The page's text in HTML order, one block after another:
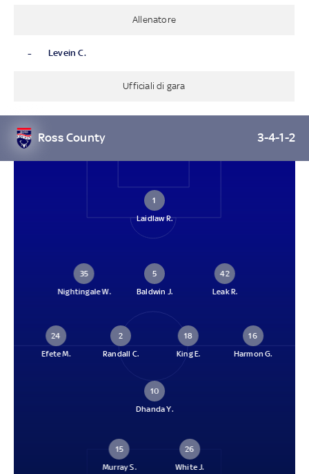
Allenatore
- Levein C.
Ufficiali di gara
Ross County 3-4-1-2
1
Laidlaw R.
35
Nightingale W.
5
Baldwin J.
42
Leak R.
24
Efete M.
2
Randall C.
18
King E.
16
Harmon G.
10
Dhanda Y.
15
Murray S.
26
White J.